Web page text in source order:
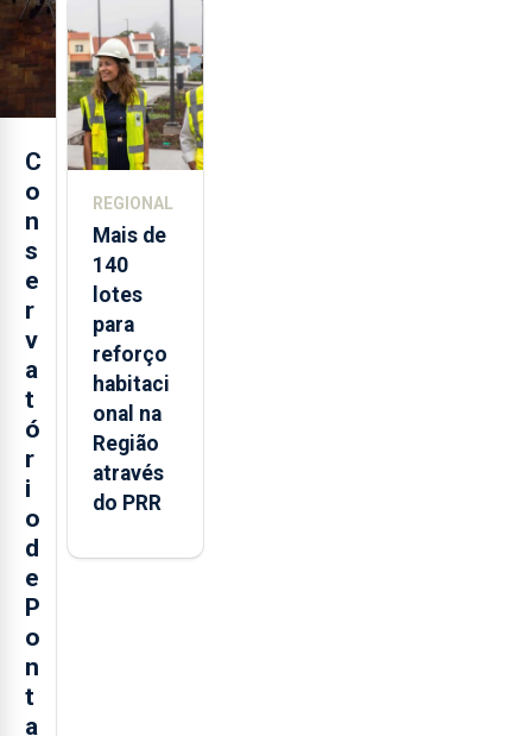
C
o
n
s
e
r
v
a
t
ó
r
i
o
d
e
P
o
n
t
a
aos
Açores
REGIONAL
Mais de
140
lotes
para
reforço
habitaci
onal na
Região
através
do PRR